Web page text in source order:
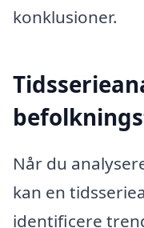
konklusioner.
Når du
kan en
identificere